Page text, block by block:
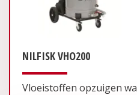
NILFISK VHO200
Vloeistoffen opzuigen